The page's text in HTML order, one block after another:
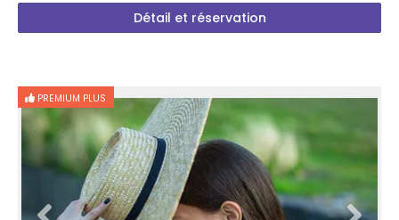
Détail et réservation
PREMIUM PLUS